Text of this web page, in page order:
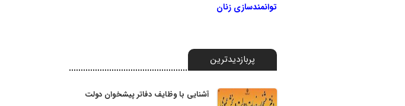
توانمندسازی زنان
پربازدیدترین
آشنایی با وظایف دفاتر پیشخوان دولت